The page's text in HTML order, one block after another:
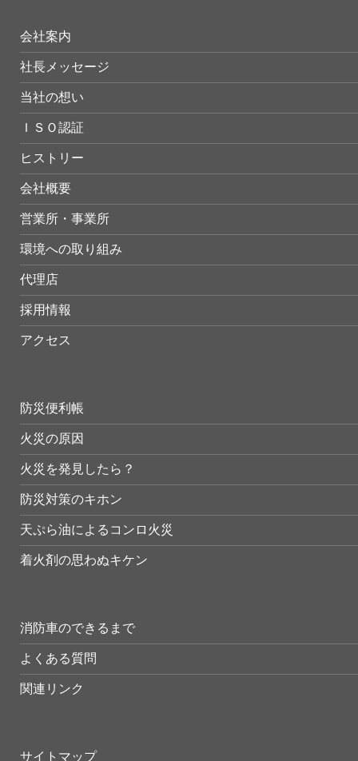
会社案内
社長メッセージ
当社の想い
ＩＳＯ認証
ヒストリー
会社概要
営業所・事業所
環境への取り組み
代理店
採用情報
アクセス
防災便利帳
火災の原因
火災を発見したら？
防災対策のキホン
天ぷら油によるコンロ火災
着火剤の思わぬキケン
消防車のできるまで
よくある質問
関連リンク
サイトマップ